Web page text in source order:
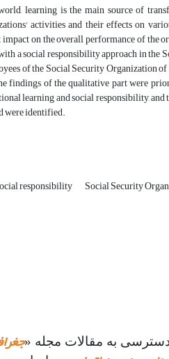
learning is the main source of
activities and their effects on
impact on the overall performance of the
a social responsibility approach in the
of the Social Security Organization of
findings of the qualitative part were
learning and social responsibility,
were identified.
responsibility Social Security
به مقالات مجله «